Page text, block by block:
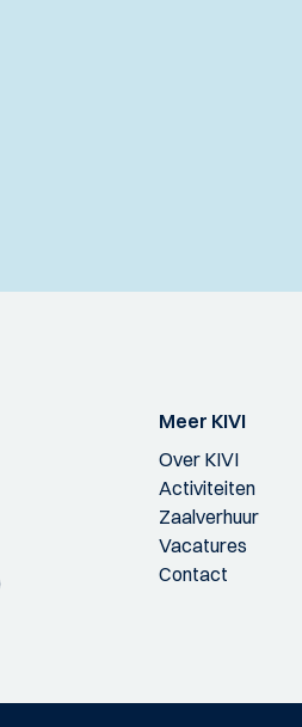
Meer KIVI
Over KIVI
Activiteiten
Zaalverhuur
Vacatures
Contact